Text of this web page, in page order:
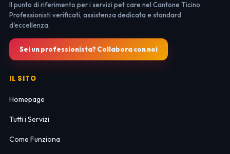
Il punto di riferimento per i servizi pet care nel Cantone Ticino.
Professionisti verificati, assistenza dedicata e standard
d'eccellenza.
Sei un professionista? Collabora con noi
IL SITO
Homepage
Tutti i Servizi
Come Funziona